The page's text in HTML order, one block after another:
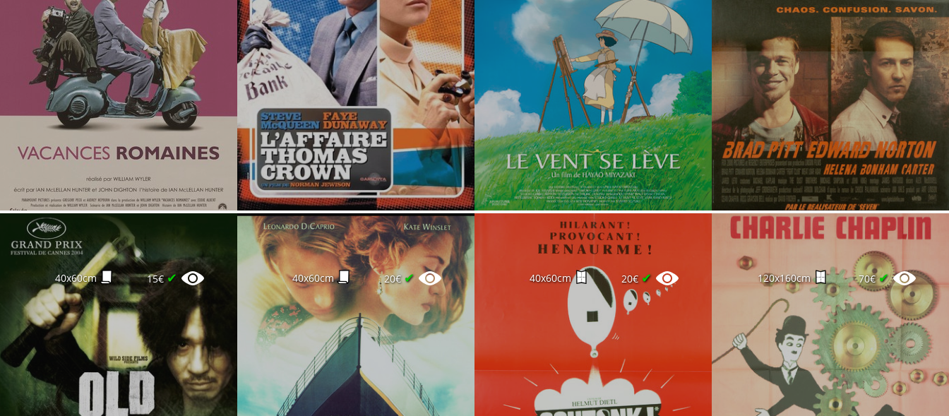
40x60cm 15€✔ 40x60cm 20€ ✔ 40x60cm 20€ ✔ 120x160cm 70€✔